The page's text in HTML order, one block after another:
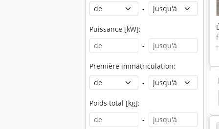
-
Puissance [kW]:
-
Première immatriculation:
-
Poids total [kg]:
-
Initialhub Technique D’éclairage